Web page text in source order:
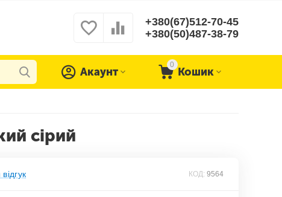
+380(67)512-70-45
+380(50)487-38-79
0
Кошик
Акаунт
сірий
КОД: 9564